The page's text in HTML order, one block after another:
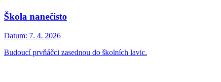
Škola nanečisto
Datum: 7. 4. 2026
Budoucí prvňáčci zasednou do školních lavic.